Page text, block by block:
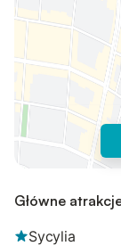
Główne
Sycylia